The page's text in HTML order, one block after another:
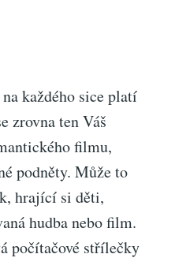
každého sice platí
zrovna ten Váš
filmu,
podněty. Může to
hrající si děti,
hudba nebo film.
počítačové střílečky